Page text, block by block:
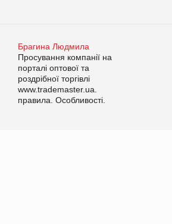
Брагина Людмила
Просування компанії на
порталі оптової та
роздрібної торгівлі
www.trademaster.ua.
правила. Особливості.